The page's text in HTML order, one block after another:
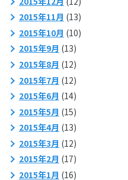
2015年11月 (13)
2015年10月 (10)
2015年9月 (13)
2015年8月 (12)
2015年7月 (12)
2015年6月 (14)
2015年5月 (15)
2015年4月 (13)
2015年3月 (12)
2015年2月 (17)
2015年1月 (16)